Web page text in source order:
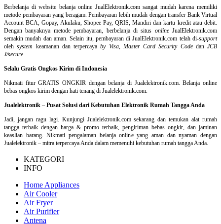
Berbelanja diwebsite belanja online JualElektronik.com sangat mudah karena memiliki
metode pembayaran yang beragam. Pembayaran lebih mudah dengan transfer Bank Virtual
Account BCA, Gopay, Akulaku, Shopee Pay, QRIS, Mandiri dan kartu kredit atau debit.
Dengan banyaknya metode pembayaran, berbelanja di situs onlineJualElektronik.com
semakin mudah dan aman. Selain itu, pembayaran di JualElektronik.com telah di-support
olehsystem keamanan dan terpercayaby Visa, Master Card Security Codedan JCB
J/secure.
Selalu Gratis Ongkos Kirim di Indonesia
Nikmati fitur GRATIS ONGKIR dengan belanja di Jualelektronik.com. Belanja online
bebas ongkos kirim dengan hati tenang di Jualelektronik.com.
Jualelektronik – Pusat Solusi dari Kebutuhan Elektronik Rumah Tangga Anda
Jadi, jangan ragu lagi. Kunjungi Jualelektronik.com sekarang dan temukan alat rumah
tangga terbaik dengan harga & promo terbaik, pengiriman bebas ongkir, dan jaminan
keaslian barang. Nikmati pengalaman belanja online yang aman dan nyaman dengan
Jualelektronik – mitra terpercaya Anda dalam memenuhi kebutuhan rumah tangga Anda.
KATEGORI
INFO
Home Appliances
Air Cooler
Air Fryer
Air Purifier
Antena